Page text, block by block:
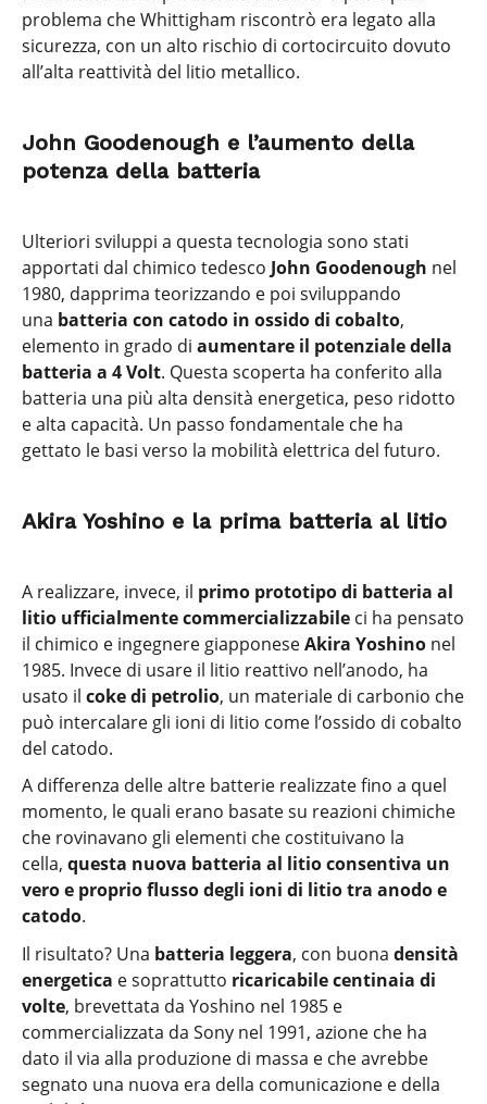
problema che Whittigham riscontrò era legato alla
sicurezza, con un alto rischio di cortocircuito dovuto
all’alta reattività del litio metallico.
John Goodenough e l’aumento della
potenza della batteria
Ulteriori sviluppi a questa tecnologia sono stati
apportati dal chimico tedesco John Goodenough nel
1980, dapprima teorizzando e poi sviluppando
una batteria con catodo in ossido di cobalto,
elemento in grado di aumentare il potenziale della
batteria a 4 Volt. Questa scoperta ha conferito alla
batteria una più alta densità energetica, peso ridotto
e alta capacità. Un passo fondamentale che ha
gettato le basi verso la mobilità elettrica del futuro.
Akira Yoshino e la prima batteria al litio
A realizzare, invece, il primo prototipo di batteria al
litio ufficialmente commercializzabile ci ha pensato
il chimico e ingegnere giapponeseAkira Yoshino nel
1985. Invece di usare il litio reattivo nell’anodo, ha
usato il coke di petrolio, un materiale di carbonio che
può intercalare gli ioni di litio come l’ossido di cobalto
del catodo.
A differenza delle altre batterie realizzate fino a quel
momento, le quali erano basate su reazioni chimiche
che rovinavano gli elementi che costituivano la
cella, questa nuova batteria al litio consentiva un
vero e proprio flusso degli ioni di litio tra anodo e
catodo.
Il risultato? Una batteria leggera, con buona densità
energetica e soprattutto ricaricabile centinaia di
volte, brevettata da Yoshino nel 1985 e
commercializzata da Sony nel 1991, azione che ha
dato il via alla produzione di massa e che avrebbe
segnato una nuova era della comunicazione e della